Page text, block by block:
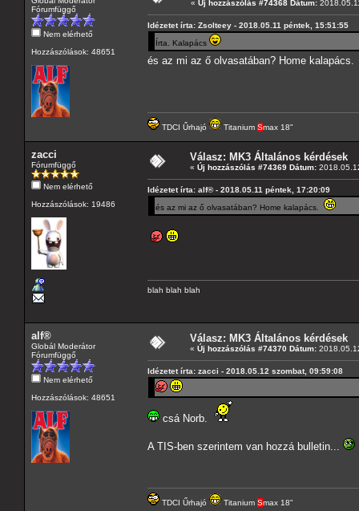
Fórumfüggő
Nem elérhető
Hozzászólások: 48651
« Új hozzászólás #74368 Dátum:
Idézetet írta: Zsolteey - 2018.05.11 péntek, 15:51:55
Írta. Kalapács
és az mi az ő olvasatában? Home
TDCI Űrhajó Titanium Smax 18"
zacci
Fórumfüggő
Nem elérhető
Hozzászólások: 19486
Válasz: MK3 Általános kérdések
« Új hozzászólás #74369 Dátum:
Idézetet írta: alf® - 2018.05.11 péntek, 17:20:09
és az mi az ő olvasatában? Home kalapács.
blah blah blah
alf®
Globál Moderátor
Fórumfüggő
Nem elérhető
Hozzászólások: 48651
Válasz: MK3 Általános kérdések
« Új hozzászólás #74370 Dátum:
Idézetet írta: zacci - 2018.05.12 szombat, 09:59:08
csá Norb.
A TIS-ben szerintem van hozzá bulletin...
TDCI Űrhajó Titanium Smax 18"